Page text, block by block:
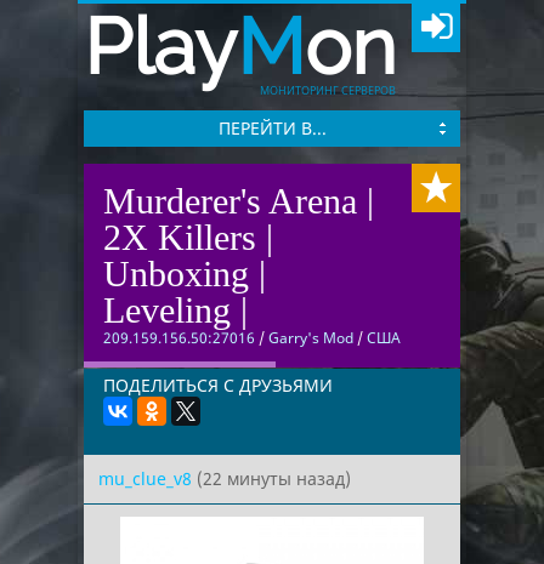
PlayMon
МОНИТОРИНГ СЕРВЕРОВ
ПЕРЕЙТИ В...
Murderer's Arena |
2X Killers |
Unboxing |
Leveling |
209.159.156.50:27016 /Garry's Mod /США
ПОДЕЛИТЬСЯ С ДРУЗЬЯМИ
mu_clue_v8 (22 минуты назад)